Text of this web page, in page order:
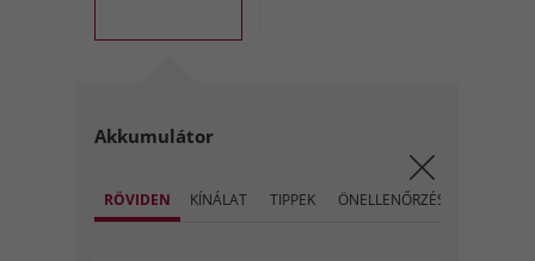
Akkumulátor
RÖVIDEN KÍNÁLAT TIPPEK ÖNELLENŐRZÉS